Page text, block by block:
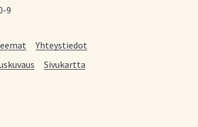
9
Yhteystiedot
Sivukartta